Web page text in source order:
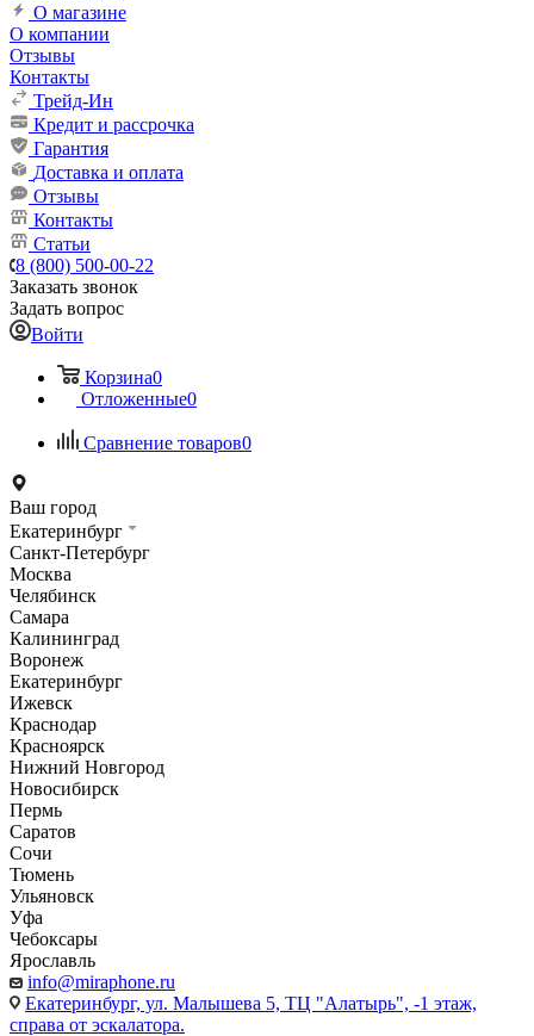
О магазине
О компании
Отзывы
Контакты
Трейд-Ин
Кредит и рассрочка
Гарантия
Доставка и оплата
Отзывы
Контакты
Статьи
8 (800) 500-00-22
Заказать звонок
Задать вопрос
Войти
Корзина0
Отложенные0
Сравнение товаров0
Ваш город
Екатеринбург
Санкт-Петербург
Москва
Челябинск
Самара
Калининград
Воронеж
Екатеринбург
Ижевск
Краснодар
Красноярск
Нижний Новгород
Новосибирск
Пермь
Саратов
Сочи
Тюмень
Ульяновск
Уфа
Чебоксары
Ярославль
info@miraphone.ru
Екатеринбург, ул. Малышева 5, ТЦ "Алатырь", -1 этаж,
справа от эскалатора.